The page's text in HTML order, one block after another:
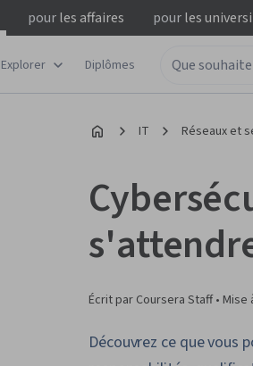
pourles affaires pourles
Explorer Diplômes
IT Réseaux et
Écrit par Coursera Staff • Mise
Découvrez ce que vous